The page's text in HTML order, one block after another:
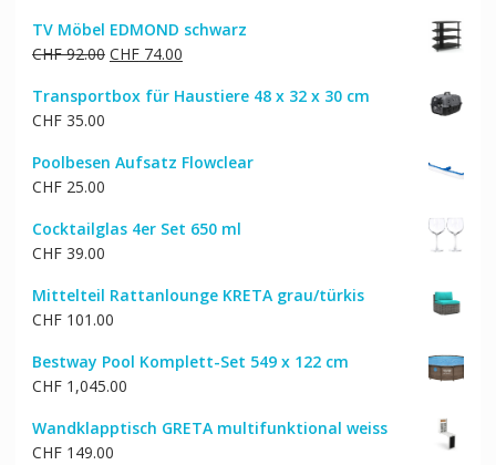
TV Möbel EDMOND schwarz
CHF92.00 Ursprünglicher
war:
CHF74.00Aktueller
ist:
Transportbox für Haustiere 48 x 32 x 30 cm
CHF35.00
Poolbesen Aufsatz Flowclear
CHF25.00
Cocktailglas 4er Set 650 ml
CHF39.00
Mittelteil Rattanlounge KRETA grau/türkis
CHF101.00
Bestway Pool Komplett-Set 549 x 122 cm
CHF1,045.00
Wandklapptisch GRETA multifunktional weiss
CHF149.00